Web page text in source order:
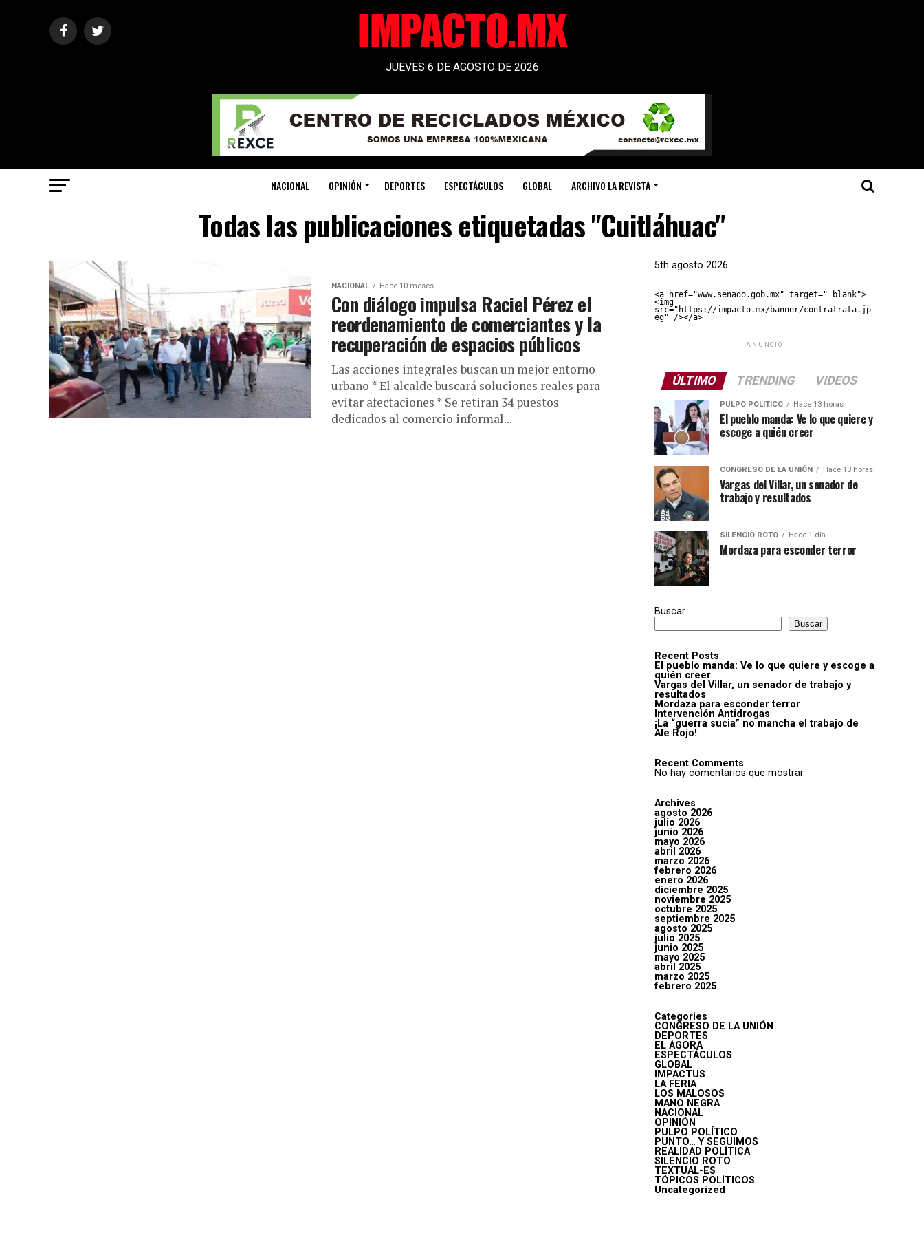
JUEVES 6 DE AGOSTO DE 2026
NACIONAL OPINIÓN DEPORTES ESPECTÁCULOS GLOBAL ARCHIVO LA REVISTA
Todas las publicaciones etiquetadas "Cuitláhuac"
NACIONAL Hace 10 meses
Con diálogo impulsa Raciel Pérez el
reordenamiento de comerciantes y la
recuperación de espacios públicos
Las acciones integrales buscan un mejor entorno
urbano * El alcalde buscará soluciones reales para
evitar afectaciones * Se retiran 34 puestos
dedicados al comercio informal...
5th agosto 2026
<a href="www.senado.gob.mx" target="_blank">
<img
src="https://impacto.mx/banner/contratrata.jp
eg" /></a>
ANUNCIO
ÚLTIMO TRENDING VIDEOS
PULPO POLÍTICO Hace 13 horas
El pueblo manda: Ve lo que quiere y
escoge a quién creer
CONGRESO DE LA UNIÓN Hace 13 horas
Vargas del Villar, un senador de
trabajo y resultados
SILENCIO ROTO Hace 1 día
Mordaza para esconder terror
Buscar
Buscar
Recent Posts
El pueblo manda: Ve lo que quiere y escoge a
quién creer
Vargas del Villar, un senador de trabajo y
resultados
Mordaza para esconder terror
Intervención Antidrogas
¡La “guerra sucia” no mancha el trabajo de
Ale Rojo!
Recent Comments
No hay comentarios que mostrar.
Archives
agosto 2026
julio 2026
junio 2026
mayo 2026
abril 2026
marzo 2026
febrero 2026
enero 2026
diciembre 2025
noviembre 2025
octubre 2025
septiembre 2025
agosto 2025
julio 2025
junio 2025
mayo 2025
abril 2025
marzo 2025
febrero 2025
Categories
CONGRESO DE LA UNIÓN
DEPORTES
EL ÁGORA
ESPECTÁCULOS
GLOBAL
IMPACTUS
LA FERIA
LOS MALOSOS
MANO NEGRA
NACIONAL
OPINIÓN
PULPO POLÍTICO
PUNTO… Y SEGUIMOS
REALIDAD POLÍTICA
SILENCIO ROTO
TEXTUAL-ES
TÓPICOS POLÍTICOS
Uncategorized